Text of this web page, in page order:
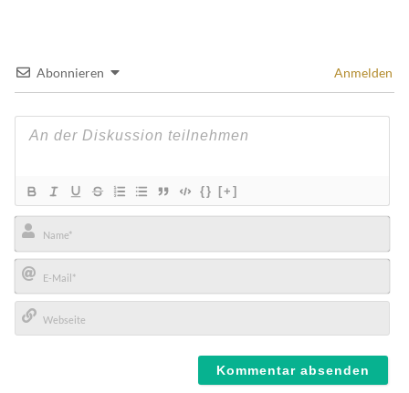
Abonnieren Anmelden
{} [+]
Name*
E-
Mail*